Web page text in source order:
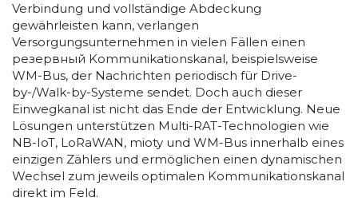
Verbindung und vollständige Abdeckung
gewährleisten kann, verlangen
Versorgungsunternehmen in vielen Fällen einen
резервный Kommunikationskanal, beispielsweise
WM-Bus, der Nachrichten periodisch für Drive-
by-/Walk-by-Systeme sendet. Doch auch dieser
Einwegkanal ist nicht das Ende der Entwicklung. Neue
Lösungen unterstützen Multi-RAT-Technologien wie
NB-IoT, LoRaWAN, mioty und WM-Bus innerhalb eines
einzigen Zählers und ermöglichen einen dynamischen
Wechsel zum jeweils optimalen Kommunikationskanal
direkt im Feld.